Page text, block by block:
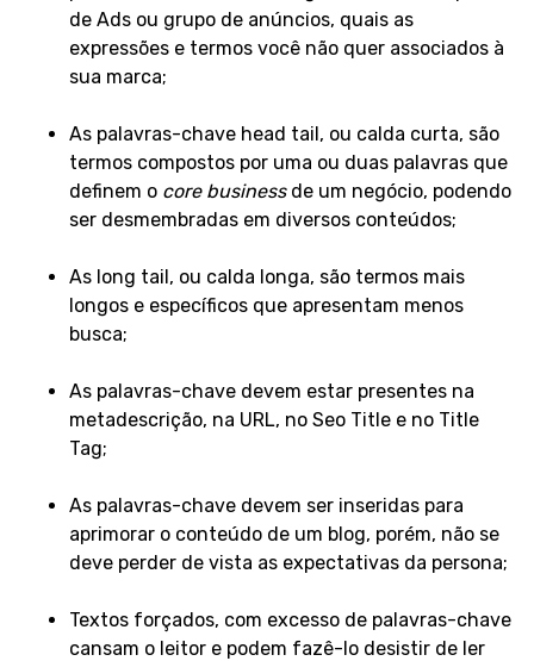
de Ads ou grupo de anúncios, quais as
expressões e termos você não quer associados à
sua marca;
As palavras-chave head tail, ou calda curta, são
termos compostos por uma ou duas palavras que
definem o core business de um negócio, podendo
ser desmembradas em diversos conteúdos;
As long tail, ou calda longa, são termos mais
longos e específicos que apresentam menos
busca;
As palavras-chave devem estar presentes na
metadescrição, na URL, no Seo Title e no Title
Tag;
As palavras-chave devem ser inseridas para
aprimorar o conteúdo de um blog, porém, não se
deve perder de vista as expectativas da persona;
Textos forçados, com excesso de palavras-chave
cansam o leitor e podem fazê-lo desistir de ler